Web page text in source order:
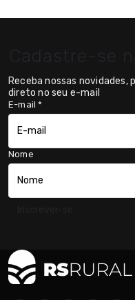
Cadastre-se
Receba nossas novidades,
direto no seu e-mail
E-mail*
Nome